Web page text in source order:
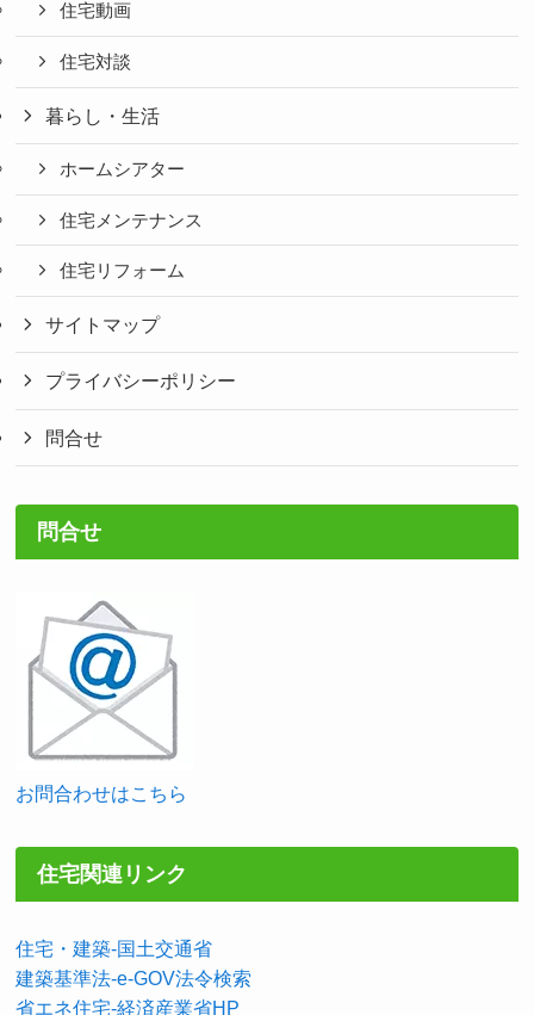
住宅動画
住宅対談
暮らし・生活
ホームシアター
住宅メンテナンス
住宅リフォーム
サイトマップ
プライバシーポリシー
問合せ
問合せ
お問合わせはこちら
住宅関連リンク
住宅・建築-国土交通省
建築基準法-e-GOV法令検索
省エネ住宅-経済産業省HP